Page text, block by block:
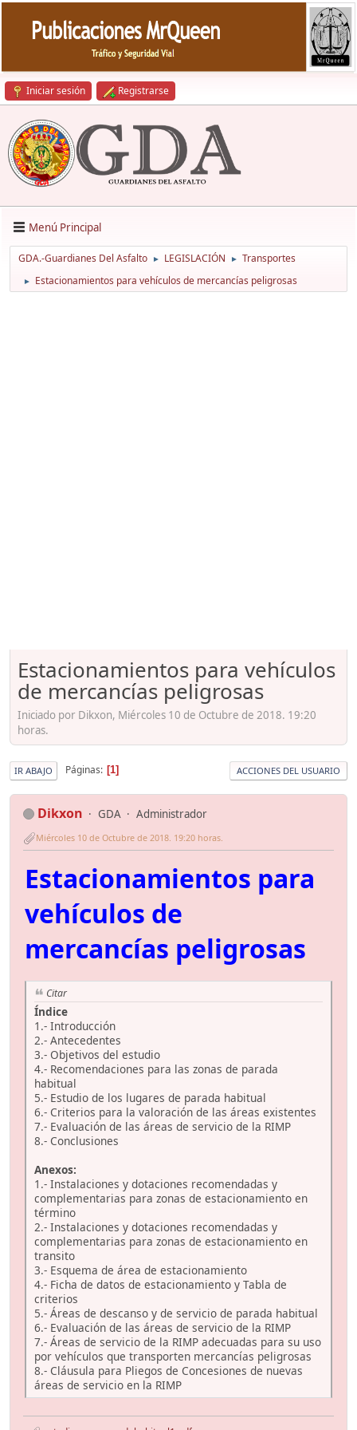
Iniciar sesión Registrarse
Menú Principal
GDA.-Guardianes Del Asfalto ► LEGISLACIÓN ► Transportes
► Estacionamientos para vehículos de mercancías peligrosas
Estacionamientos para vehículos
de mercancías peligrosas
Iniciado por Dikxon, Miércoles 10 de Octubre de 2018. 19:20
horas.
IR ABAJO Páginas 1 ACCIONES DEL USUARIO
Dikxon GDA Administrador
Miércoles 10 de Octubre de 2018. 19:20 horas.
Estacionamientos para
vehículos de
mercancías peligrosas
Citar
Índice
1.- Introducción
2.- Antecedentes
3.- Objetivos del estudio
4.- Recomendaciones para las zonas de parada
habitual
5.- Estudio de los lugares de parada habitual
6.- Criterios para la valoración de las áreas existentes
7.- Evaluación de las áreas de servicio de la RIMP
8.- Conclusiones
Anexos:
1.- Instalaciones y dotaciones recomendadas y
complementarias para zonas de estacionamiento en
término
2.- Instalaciones y dotaciones recomendadas y
complementarias para zonas de estacionamiento en
transito
3.- Esquema de área de estacionamiento
4.- Ficha de datos de estacionamiento y Tabla de
criterios
5.- Áreas de descanso y de servicio de parada habitual
6.- Evaluación de las áreas de servicio de la RIMP
7.- Áreas de servicio de la RIMP adecuadas para su uso
por vehículos que transporten mercancías peligrosas
8.- Cláusula para Pliegos de Concesiones de nuevas
áreas de servicio en la RIMP